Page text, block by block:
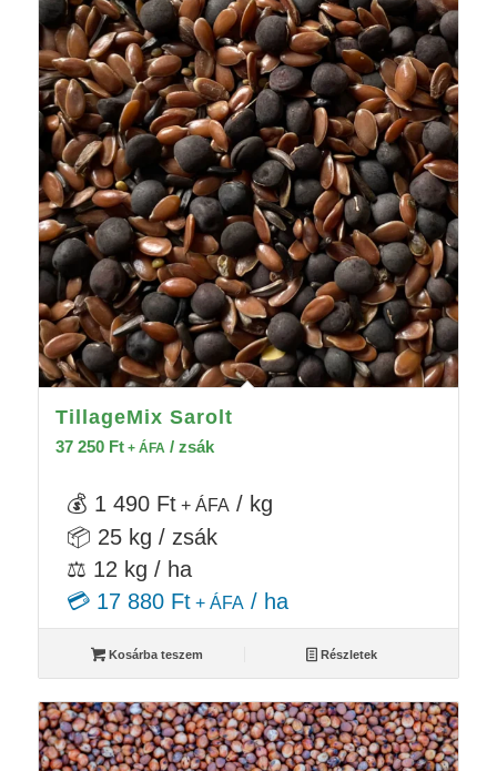
TillageMix Sarolt
37 250 Ft+ ÁFA / zsák
💰 1 490 Ft+ ÁFA / kg
📦 25 kg / zsák
⚖️ 12 kg / ha
💳 17 880 Ft+ ÁFA/ ha
Kosárba teszem Részletek